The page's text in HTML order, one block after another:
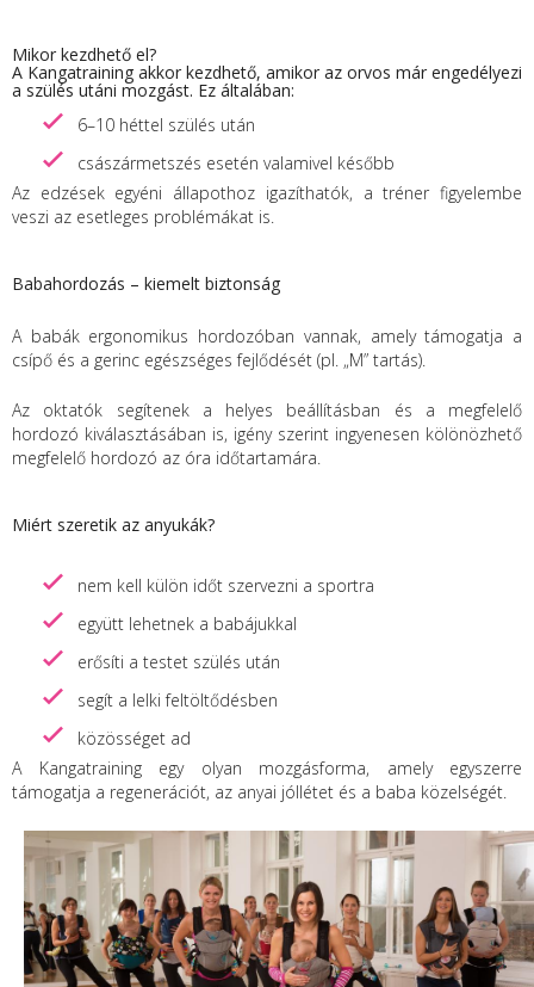
Mikor kezdhető el?
A Kangatraining akkor kezdhető, amikor az orvos már engedélyezi
a szülés utáni mozgást. Ez általában:
6–10 héttel szülés után
császármetszés esetén valamivel később
Az edzések egyéni állapothoz igazíthatók, a tréner figyelembe
veszi az esetleges problémákat is.
Babahordozás – kiemelt biztonság
A babák ergonomikus hordozóban vannak, amely támogatja a
csípő és a gerinc egészséges fejlődését (pl. „M” tartás).
Az oktatók segítenek a helyes beállításban és a megfelelő
hordozó kiválasztásában is, igény szerint ingyenesen kölönözhető
megfelelő hordozó az óra időtartamára.
Miért szeretik az anyukák?
nem kell külön időt szervezni a sportra
együtt lehetnek a babájukkal
erősíti a testet szülés után
segít a lelki feltöltődésben
közösséget ad
A Kangatraining egy olyan mozgásforma, amely egyszerre
támogatja a regenerációt, az anyai jóllétet és a baba közelségét.